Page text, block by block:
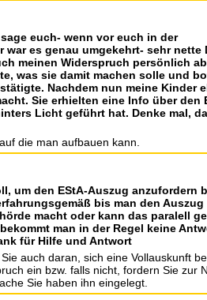
euch- wenn vor euch in der
es genau umgekehrt- sehr nette
meinen Widerspruch persönlich
was sie damit machen solle und
Nachdem nun meine Kinder
Sie erhielten eine Info über den
Licht geführt hat. Denke mal,
die man aufbauen kann.
um den EStA-Auszug anzufordern
bis man den Auszug
macht oder kann das paralell
man in der Regel keine
für Hilfe und Antwort
auch daran, sich eine Vollauskunft
ein bzw. falls nicht, fordern Sie zur
Sie haben ihn eingelegt.